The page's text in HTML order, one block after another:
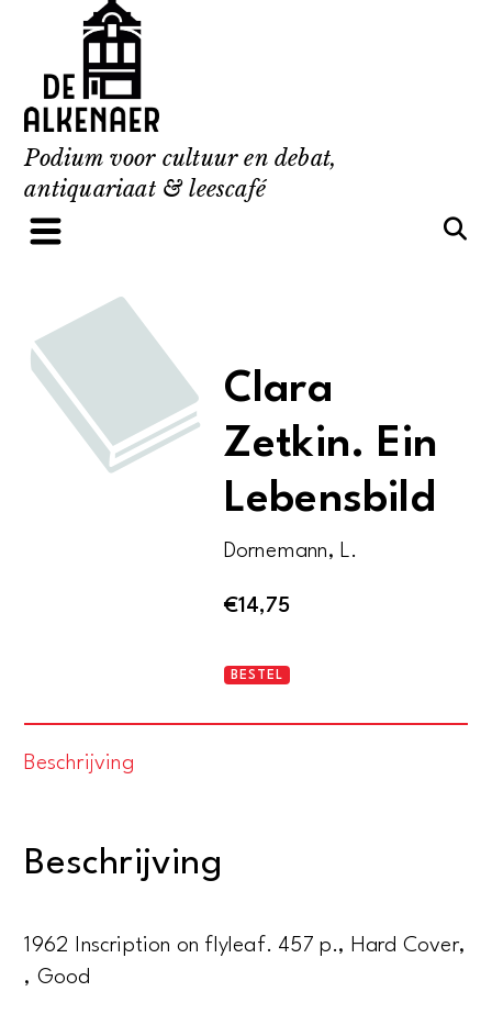
content
Podium voor cultuur en debat,
antiquariaat & leescafé
Clara
Zetkin. Ein
Lebensbild
Dornemann, L.
€14,75
Clara
BESTEL
Beschrijving
Beschrijving
1962 Inscription on flyleaf. 457 p., Hard Cover,
, Good